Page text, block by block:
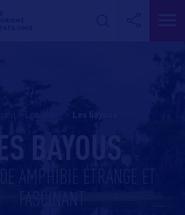
les bayous
BAYOUS
AMPHIBIE ÉTRANGE ET
FASCINANT